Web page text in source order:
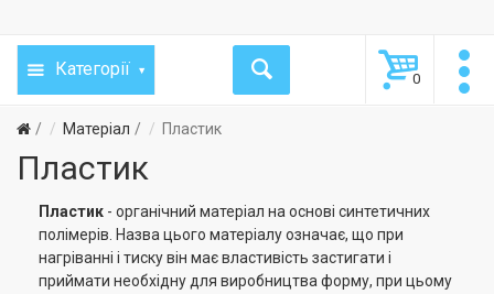
Категорії 0
Матеріал Пластик
Пластик
Пластик - органічний матеріал на основі синтетичних
полімерів. Назва цього матеріалу означає, що при
нагріванні і тиску він має властивість застигати і
приймати необхідну для виробництва форму, при цьому